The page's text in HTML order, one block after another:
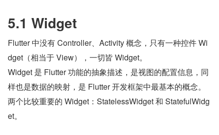
5.1 Widget
Flutter 中没有 Controller、Activity 概念，只有一种控件 Wi
dget（相当于 View），一切皆 Widget。
Widget 是 Flutter 功能的抽象描述，是视图的配置信息，同
样也是数据的映射，是 Flutter 开发框架中最基本的概念。
两个比较重要的 Widget：StatelessWidget 和 StatefulWidg
et。